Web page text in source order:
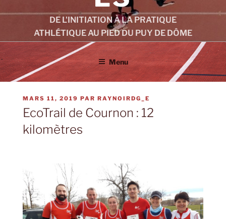
DE L'INITIATION À LA PRATIQUE
ATHLÉTIQUE AU PIED DU PUY DE DÔME
Menu
PUBLIÉ
LE
MARS 11, 2019 PAR RAYNOIRDG_E
EcoTrail de Cournon : 12
kilomètres